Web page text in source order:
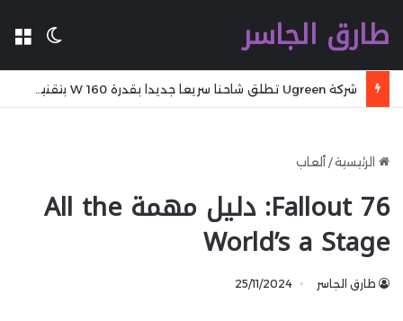
طارق الجاسر
شركة Ugreen تطلق شاحنا سريعا جديدا بقدرة 160 W بتقنية GaN مع تقنية WiFi وكابل مدمج وشاشة
الرئيسية/ ألعاب
Fallout 76: دليل مهمة All the
World’s a Stage
طارق الجاسر 25/11/2024